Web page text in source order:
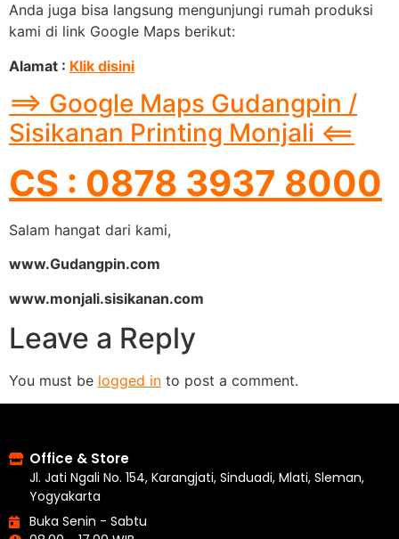
Anda juga bisa langsung mengunjungi rumah produksi
kami di link Google Maps berikut:
Alamat : Klik disini
==> Google Maps Gudangpin /
Sisikanan Printing Monjali <==
CS : 0878 3937 8000
Salam hangat dari kami,
www.Gudangpin.com
www.monjali.sisikanan.com
Leave a Reply
You must be logged in to post a comment.
Office & Store
Jl. Jati Ngali No. 154, Karangjati, Sinduadi, Mlati, Sleman,
Yogyakarta
Buka Senin - Sabtu